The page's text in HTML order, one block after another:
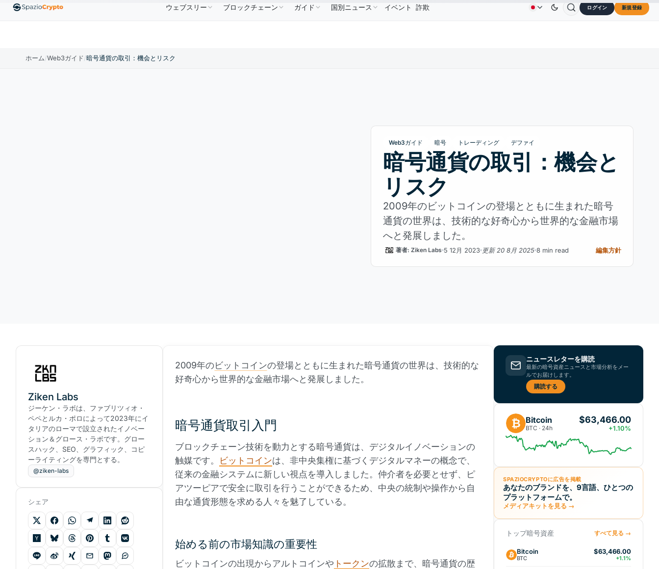
↑1.10% EthereumETH$1,880.58 $0.9991↑0.00% BNBBNB $586.64 ↑2.10% USDC USDC$0.9995 ↑0.00% XRP XRP$1.09 ↑2.30% SolanaSOL $0.3264↓0.30% Dogecoin DOGE$0.0707↑2.40%
会社概要
ウェブスリー ブロックチェーン ガイド 国別ニュース イベント 詐欺 ログイン 新規登録
ホーム/Web3ガイド/暗号通貨の取引：機会とリスク
Web3ガイド 暗号 トレーディング デファイ
暗号通貨の取引：機会と
リスク
2009年のビットコインの登場とともに生まれた暗号
通貨の世界は、技術的な好奇心から世界的な金融市場
へと発展しました。
著者: Ziken Labs 5 12月 2023 更新 20 8月 2025 8 min read 編集方針
2009年のビットコインの登場とともに生まれた暗号通貨の世界は、技術的な
好奇心から世界的な金融市場へと発展しました。
暗号通貨取引入門
ブロックチェーン技術を動力とする暗号通貨は、デジタルイノベーションの
触媒です。
ビットコインは、非中央集権に基づくデジタルマネーの概念で、
従来の金融システムに新しい視点を導入しました。仲介者を必要とせず、ピ
アツーピアで安全に取引を行うことができるため、中央の統制や操作から自
由な通貨形態を求める人々を魅了している。
始める前の市場知識の重要性
ビットコインの出現からアルトコインや トークンの拡散まで、暗号通貨の歴
Ziken Labs
ジーケン・ラボは、ファブリツィオ・
ペペとルカ・ポロによって2023年にイ
タリアのローマで設立されたイノベー
ション＆グロース・ラボです。グロー
スハック、SEO、グラフィック、コピ
ーライティングを専門とする。
@ziken-labs
シェア
ニュースレターを購読
最新の暗号資産ニュースと市場分析をメー
ルでお届けします。
購読する
₿ Bitcoin
BTC · 24h
$63,466.00
+1.10%
SPAZIOCRYPTOに広告を掲載
あなたのブランドを、9言語、ひとつの
プラットフォームで。
メディアキットを見る →
トップ暗号資産 すべて見る →
Bitcoin
BTC
$63,466.00
+1.1%